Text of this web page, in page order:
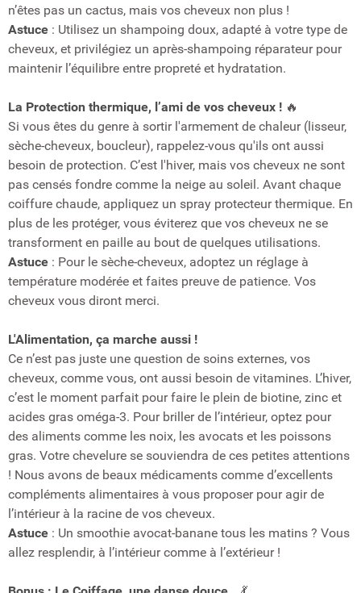
n’êtes pas un cactus, mais vos cheveux non plus !
Astuce : Utilisez un shampoing doux, adapté à votre type de
cheveux, et privilégiez un après-shampoing réparateur pour
maintenir l’équilibre entre propreté et hydratation.
La Protection thermique, l’ami de vos cheveux ! 🔥
Si vous êtes du genre à sortir l'armement de chaleur (lisseur,
sèche-cheveux, boucleur), rappelez-vous qu'ils ont aussi
besoin de protection. C’est l'hiver, mais vos cheveux ne sont
pas censés fondre comme la neige au soleil. Avant chaque
coiffure chaude, appliquez un spray protecteur thermique. En
plus de les protéger, vous éviterez que vos cheveux ne se
transforment en paille au bout de quelques utilisations.
Astuce : Pour le sèche-cheveux, adoptez un réglage à
température modérée et faites preuve de patience. Vos
cheveux vous diront merci.
L'Alimentation, ça marche aussi !
Ce n’est pas juste une question de soins externes, vos
cheveux, comme vous, ont aussi besoin de vitamines. L’hiver,
c’est le moment parfait pour faire le plein de biotine, zinc et
acides gras oméga-3. Pour briller de l’intérieur, optez pour
des aliments comme les noix, les avocats et les poissons
gras. Votre chevelure se souviendra de ces petites attentions
! Nous avons de beaux médicaments comme d’excellents
compléments alimentaires à vous proposer pour agir de
l’intérieur à la racine de vos cheveux.
Astuce : Un smoothie avocat-banane tous les matins ? Vous
allez resplendir, à l’intérieur comme à l’extérieur !